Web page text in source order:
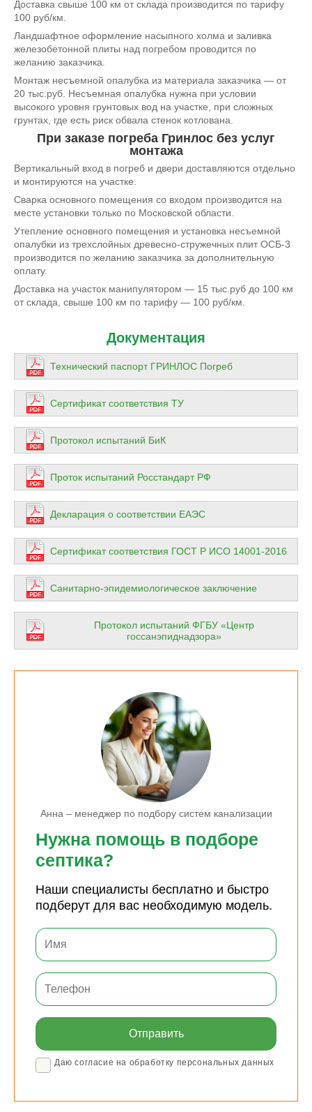
Доставка свыше 100 км от склада производится по тарифу
100 руб/км.
Ландшафтное оформление насыпного холма и заливка
железобетонной плиты над погребом проводится по
желанию заказчика.
Монтаж несъемной опалубка из материала заказчика — от
20 тыс.руб. Несъемная опалубка нужна при условии
высокого уровня грунтовых вод на участке, при сложных
грунтах, где есть риск обвала стенок котлована.
При заказе погреба Гринлос без услуг
монтажа
Вертикальный вход в погреб и двери доставляются отдельно
и монтируются на участке.
Сварка основного помещения со входом производится на
месте установки только по Московской области.
Утепление основного помещения и установка несъемной
опалубки из трехслойных древесно-стружечных плит ОСБ-3
производится по желанию заказчика за дополнительную
оплату.
Доставка на участок манипулятором — 15 тыс.руб до 100 км
от склада, свыше 100 км по тарифу — 100 руб/км.
Документация
Технический паспорт ГРИНЛОС Погреб
Сертификат соответствия ТУ
Протокол испытаний БиК
Проток испытаний Росстандарт РФ
Декларация о соответствии ЕАЭС
Сертификат соответствия ГОСТ Р ИСО 14001-2016
Санитарно-эпидемиологическое заключение
Протокол испытаний ФГБУ «‎Центр
госсанэпиднадзора»
Анна – менеджер по подбору систем канализации
Нужна помощь в подборе
септика?
Наши специалисты бесплатно и быстро
подберут для вас необходимую модель.
Даю согласие на обработку персональных данных